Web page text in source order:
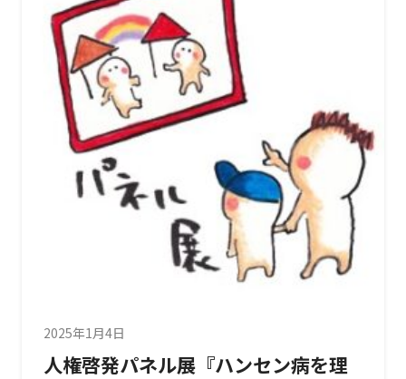
2025年1月4日
人権啓発パネル展『ハンセン病を理